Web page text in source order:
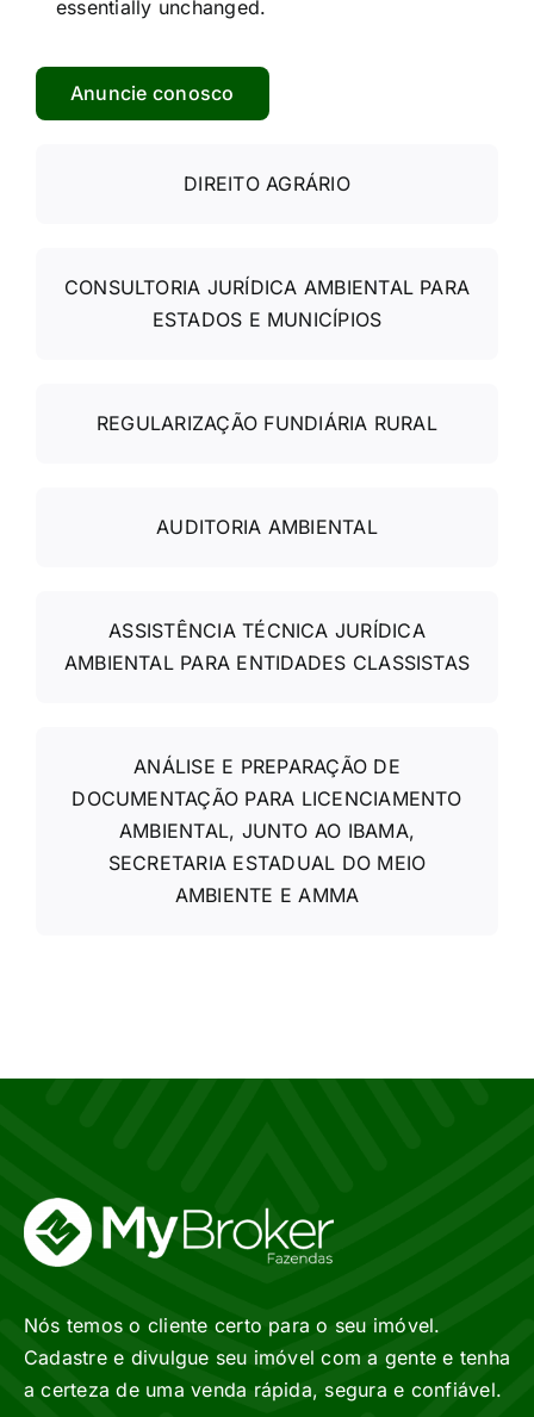
essentially unchanged.
Anuncie conosco
DIREITO AGRÁRIO
CONSULTORIA JURÍDICA AMBIENTAL PARA
ESTADOS E MUNICÍPIOS
REGULARIZAÇÃO FUNDIÁRIA RURAL
AUDITORIA AMBIENTAL
ASSISTÊNCIA TÉCNICA JURÍDICA
AMBIENTAL PARA ENTIDADES CLASSISTAS
ANÁLISE E PREPARAÇÃO DE
DOCUMENTAÇÃO PARA LICENCIAMENTO
AMBIENTAL, JUNTO AO IBAMA,
SECRETARIA ESTADUAL DO MEIO
AMBIENTE E AMMA
Nós temos o cliente certo para o seu imóvel.
Cadastre e divulgue seu imóvel com a gente e tenha
a certeza de uma venda rápida, segura e confiável.